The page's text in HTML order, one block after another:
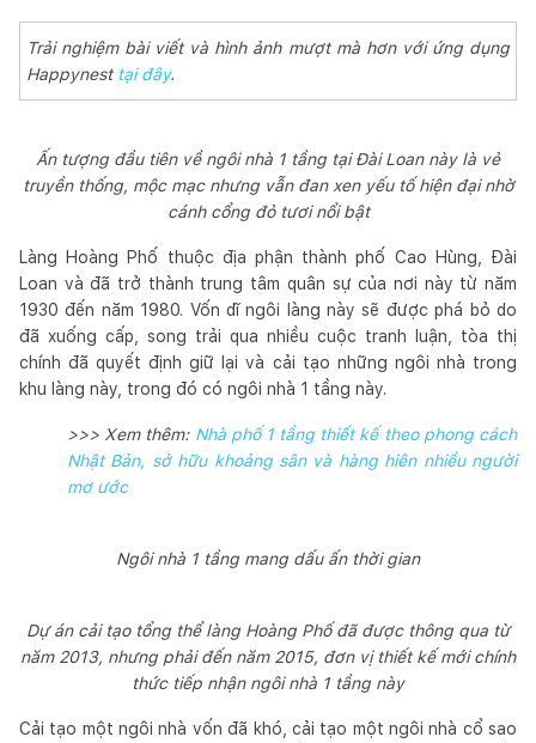
Trải nghiệm bài viết và hình ảnh mượt mà hơn với ứng dụng
Happynest tại đây.
Ấn tượng đầu tiên về ngôi nhà 1 tầng tại Đài Loan này là vẻ
truyền thống, mộc mạc nhưng vẫn đan xen yếu tố hiện đại nhờ
cánh cổng đỏ tươi nổi bật
Làng Hoàng Phố thuộc địa phận thành phố Cao Hùng, Đài
Loan và đã trở thành trung tâm quân sự của nơi này từ năm
1930 đến năm 1980. Vốn dĩ ngôi làng này sẽ được phá bỏ do
đã xuống cấp, song trải qua nhiều cuộc tranh luận, tòa thị
chính đã quyết định giữ lại và cải tạo những ngôi nhà trong
khu làng này, trong đó có ngôi nhà 1 tầng này.
>>> Xem thêm: Nhà phố 1 tầng thiết kế theo phong cách
Nhật Bản, sở hữu khoảng sân và hàng hiên nhiều người
mơ ước
Ngôi nhà 1 tầng mang dấu ấn thời gian
Dự án cải tạo tổng thể làng Hoàng Phố đã được thông qua từ
năm 2013, nhưng phải đến năm 2015, đơn vị thiết kế mới chính
thức tiếp nhận ngôi nhà 1 tầng này
Cải tạo một ngôi nhà vốn đã khó, cải tạo một ngôi nhà cổ sao